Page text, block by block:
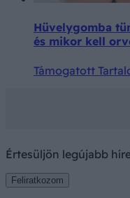
Hüvelygomba
és mikor kell
Támogatott
Értesüljön legújabb
Feliratkozom